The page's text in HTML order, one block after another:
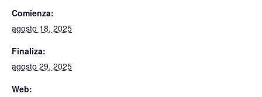
Comienza:
agosto 18, 2025
Finaliza:
agosto 29, 2025
Web: